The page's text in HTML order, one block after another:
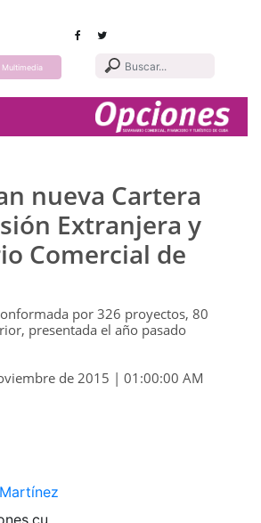
Multimedia
Toggle navigation
nueva Cartera
Extranjera y
Comercial de
por 326 proyectos, 80
presentada el año pasado
de 2015 | 01:00:00 AM